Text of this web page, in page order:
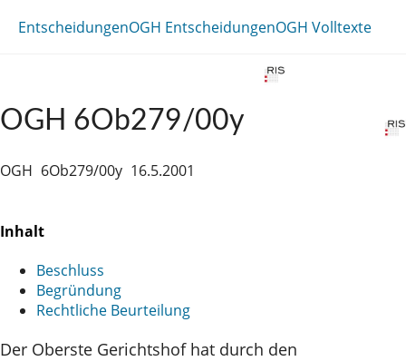
EntscheidungenOGH EntscheidungenOGH Volltexte
OGH 6Ob279/00y
OGH 6Ob279/00y 16.5.2001
Inhalt
Beschluss
Begründung
Rechtliche Beurteilung
Der Oberste Gerichtshof hat durch den